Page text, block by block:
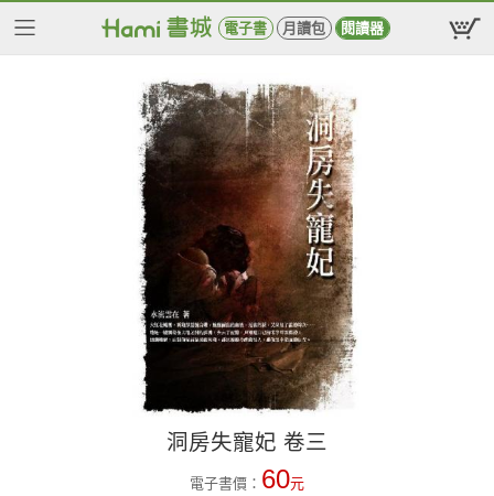
電子書 月讀包 閱讀器
洞房失寵妃 卷三
電子書價： 60元